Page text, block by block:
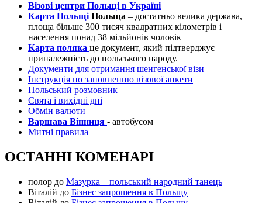
Візові центри Польщі в Україні
Карта Польщі Польща – достатньо велика держава,
площа більше 300 тисяч квадратних кілометрів і
населення понад 38 мільйонів чоловік
Карта поляка це документ, який підтверджує
приналежність до польського народу.
Документи для отримання шенгенської візи
Інструкція по заповненню візової анкети
Польський розмовник
Свята і вихідні дні
Обмін валюти
Варшава Вінниця - автобусом
Митні правила
ОСТАННІ КОМЕНАРІ
полор до Мазурка – польський народний танець
Віталій до Бізнес запрошення в Польщу